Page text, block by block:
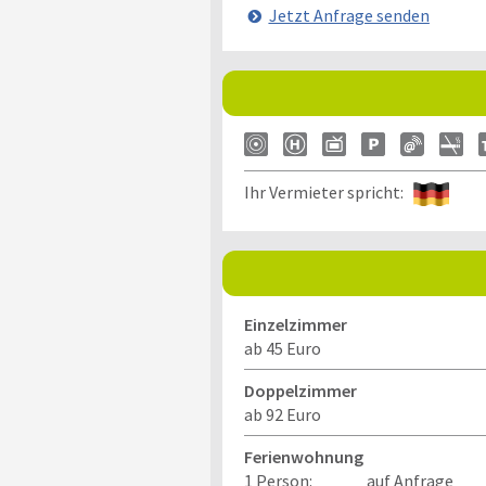
Jetzt Anfrage senden
Ihr Vermieter spricht:
Einzelzimmer
ab 45 Euro
Doppelzimmer
ab 92 Euro
Ferienwohnung
1 Person:
auf Anfrage